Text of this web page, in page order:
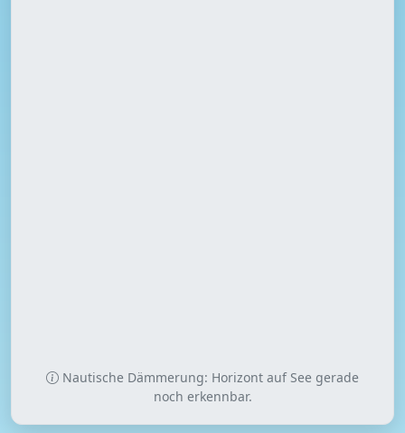
Nautische Dämmerung: Horizont auf See gerade
noch erkennbar.